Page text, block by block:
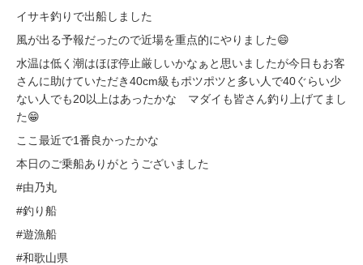
イサキ釣りで出船しました
風が出る予報だったので近場を重点的にやりました😄
水温は低く潮はほぼ停止厳しいかなぁと思いましたが今日もお客
さんに助けていただき40cm級もポツポツと多い人で40ぐらい少
ない人でも20以上はあったかな マダイも皆さん釣り上げてまし
た😁
ここ最近で1番良かったかな
本日のご乗船ありがとうございました
#由乃丸
#釣り船
#遊漁船
#和歌山県